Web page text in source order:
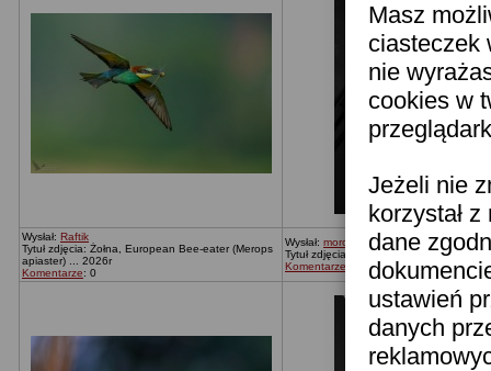
Masz
ciasteczek
nie
cookies w
Jeżeli nie
korzystał
dane
ustawień
danych
Wysłał: Raftik
Tytuł zdjęcia: Żołna, European Bee-eater (Merops
apiaster) ... 2026r
Komentarze: 0
Wysłał: moronica
Tytuł zdjęcia: Bez tytułu
Komentarze